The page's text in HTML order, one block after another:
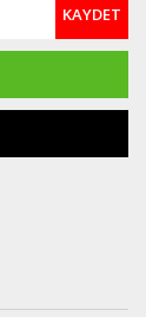
KAYDET